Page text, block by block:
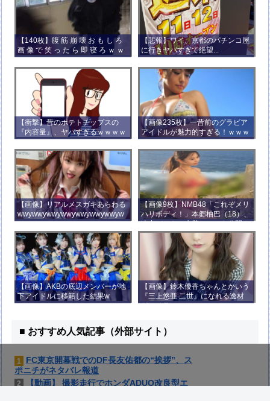
【140枚】腹 筋 崩 壊 お も し ろ
画 像 で 笑 っ た ら 即 寝 ろ ｗ ｗ
ｗ ｗ ｗ ｗ ｗ ｗ ｗ ｗ ｗ ｗ
【悲報】ワイ、京都のパチンコ屋
に行きヤバすぎて絶望...
【衝撃】昔のポテトチップスの
『内容量』、ヤバすぎるｗｗｗｗ
ｗｗｗｗ
【画像235枚】一昔前のグラビア
アイドルが魅力的すぎる！ｗｗｗ
【画像】リアルメスガキあらわる
wwywwywwywwywwywwywwyw
wywwy
【画像9枚】NMB48「これぞメリ
ハリボディ！」本郷柚巴（18）、
迫力バストの水着ショット公開！
【画像】AKBの底辺メンバーが地
下アイドルに移籍した結果w
【画像】鈴木優香ちゃんとかいう
『三上悠亜 二世』になれる逸材
がコチラ
■ おすすめ人気記事（外部サイト）
1
FC東京開幕戦でのDF長友佑都の“挨拶”、ス
ポニチがネタバレ報道
2
【動画】 撮影走行でホンダADUO改良型エ